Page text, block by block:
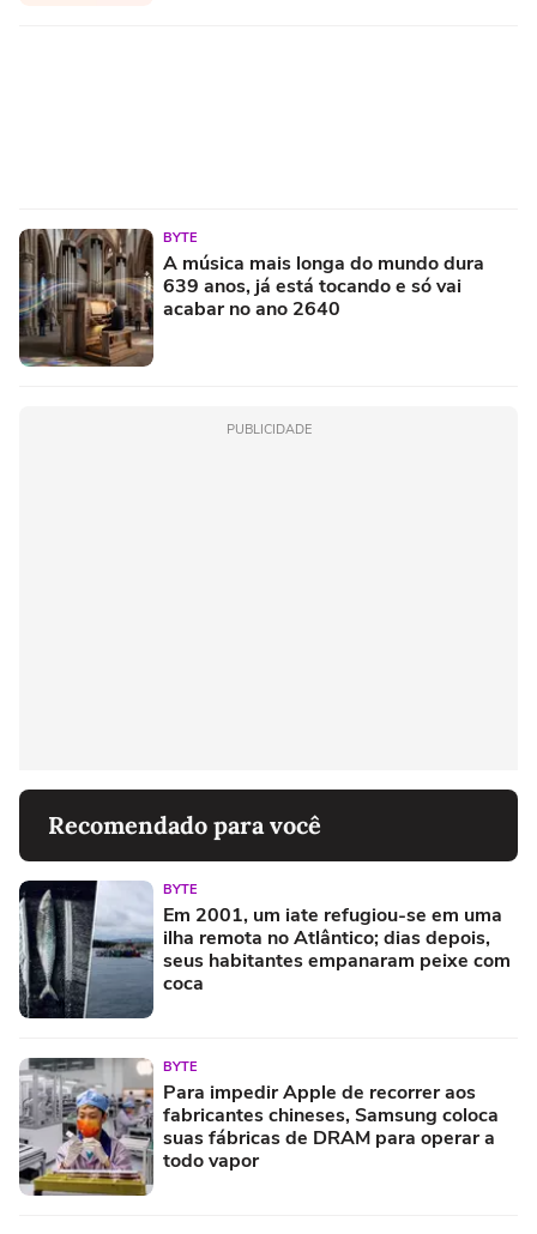
BYTE
A música mais longa do mundo dura
639 anos, já está tocando e só vai
acabar no ano 2640
PUBLICIDADE
Recomendado para você
BYTE
Em 2001, um iate refugiou-se em uma
ilha remota no Atlântico; dias depois,
seus habitantes empanaram peixe com
coca
BYTE
Para impedir Apple de recorrer aos
fabricantes chineses, Samsung coloca
suas fábricas de DRAM para operar a
todo vapor